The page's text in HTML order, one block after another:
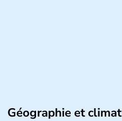
Géographie et climat